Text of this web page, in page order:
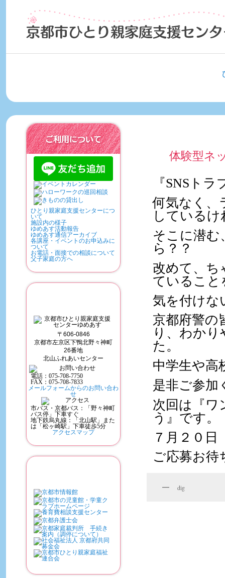
体験型ネ
『SNSト
何気なく、
している
そこに潜む
ら？？
改めて、ち
ていること
気を付けな
京都府警の
り、わか
た。
中学生や高
是非ご参加
次回は『ワ
う』です。
７月２０日
ご応募お待
dig
ひとり親家庭支援センターにつ
いて
施設内の様子
ゆめあす活動報告
ゆめあす通信アーカイブ
各講座・イベントのお申込みに
ついて
お電話・面接での相談について
父子家庭の方へ
京都市ひとり親家庭支援センターゆめ
〒606-0846
京都市左京区下鴨北野々神町
26番地
北山ふれあいセンター
電話： 075-708-7750
FAX：075-708-7833
メールフォームからのお問い合わ
せ
市バス・京都バス：「野々神町
バス停」下車すぐ
地下鉄烏丸線：「北山駅」また
は「松ヶ崎駅」下車徒歩5分
アクセスマップ